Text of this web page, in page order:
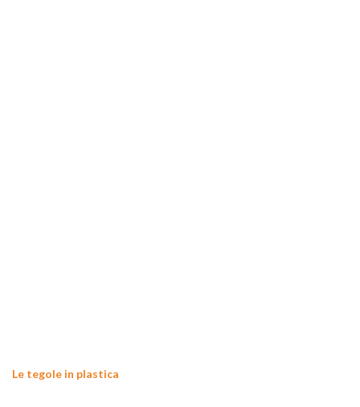
Le tegole in plastica